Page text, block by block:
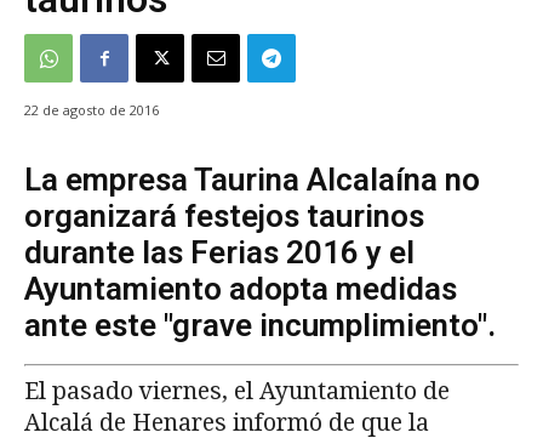
22 de agosto de 2016
La empresa Taurina Alcalaína no
organizará festejos taurinos
durante las Ferias 2016 y el
Ayuntamiento adopta medidas
ante este "grave incumplimiento".
El pasado viernes, el Ayuntamiento de
Alcalá de Henares informó de que la